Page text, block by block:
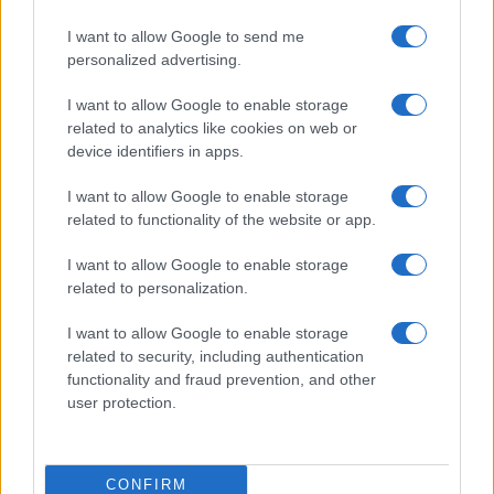
I want to allow Google to send me
personalized advertising.
I want to allow Google to enable storage
related to analytics like cookies on web or
device identifiers in apps.
I want to allow Google to enable storage
related to functionality of the website or app.
I want to allow Google to enable storage
related to personalization.
I want to allow Google to enable storage
related to security, including authentication
functionality and fraud prevention, and other
user protection.
CONFIRM
Open Fiber: la rivoluzione digitale
anche nei Comuni superisolati
27 Gennaio 2021, 11:18